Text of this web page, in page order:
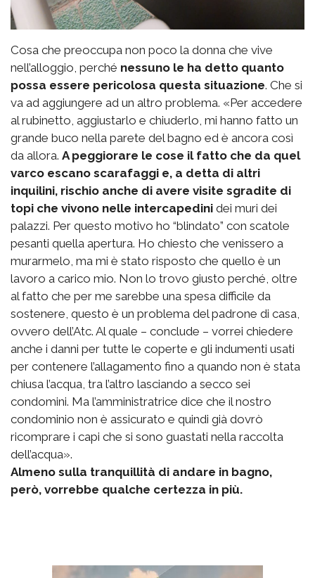
Cosa che preoccupa non poco la donna che vive
nell’alloggio, perché nessuno le ha detto quanto
possa essere pericolosa questa situazione. Che si
va ad aggiungere ad un altro problema. «Per accedere
al rubinetto, aggiustarlo e chiuderlo, mi hanno fatto un
grande buco nella parete del bagno ed è ancora così
da allora. A peggiorare le cose il fatto che da quel
varco escano scarafaggi e, a detta di altri
inquilini, rischio anche di avere visite sgradite di
topi che vivono nelle intercapedini dei muri dei
palazzi. Per questo motivo ho “blindato” con scatole
pesanti quella apertura. Ho chiesto che venissero a
murarmelo, ma mi è stato risposto che quello è un
lavoro a carico mio. Non lo trovo giusto perché, oltre
al fatto che per me sarebbe una spesa difficile da
sostenere, questo è un problema del padrone di casa,
ovvero dell’Atc. Al quale – conclude – vorrei chiedere
anche i danni per tutte le coperte e gli indumenti usati
per contenere l’allagamento fino a quando non è stata
chiusa l’acqua, tra l’altro lasciando a secco sei
condomini. Ma l’amministratrice dice che il nostro
condominio non è assicurato e quindi già dovrò
ricomprare i capi che si sono guastati nella raccolta
dell’acqua».
Almeno sulla tranquillità di andare in bagno,
però, vorrebbe qualche certezza in più.